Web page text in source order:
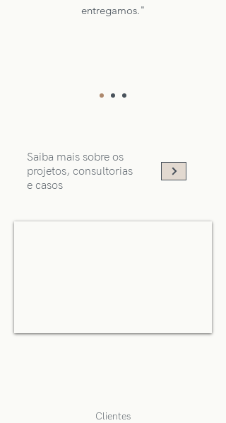
entregamos."
Saiba mais sobre os
projetos, consultorias
e casos
Clientes